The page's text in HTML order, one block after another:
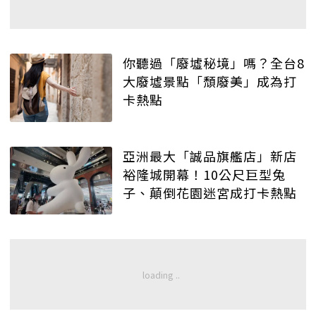
你聽過「廢墟秘境」嗎？全台8
大廢墟景點「頹廢美」成為打
卡熱點
亞洲最大「誠品旗艦店」新店
裕隆城開幕！10公尺巨型兔
子、顛倒花園迷宮成打卡熱點